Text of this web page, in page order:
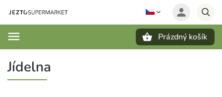
Prázdný košík
Jídelna